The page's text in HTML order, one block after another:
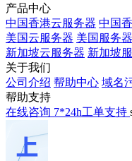
产品中心
中国香港云服务器 中国
美国云服务器 美国服务器
新加坡云服务器 新加坡
关于我们
公司介绍 帮助中心 域名
帮助支持
在线咨询 7*24h工单支持